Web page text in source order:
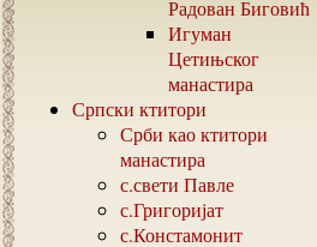
Радован Биговић
Игуман
Цетињског
манастира
Српски ктитори
Срби као ктитори
манастира
с.свети Павле
с.Григоријат
с.Констамонит